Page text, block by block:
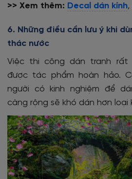
>> Xem thêm: Decal dán kính,
6. Những điều cần lưu ý khi
thác nước
Việc thi công dán tranh
được tác phẩm hoàn hảo.
người có kinh nghiệm để
càng rộng sẽ khó dán hơn loại